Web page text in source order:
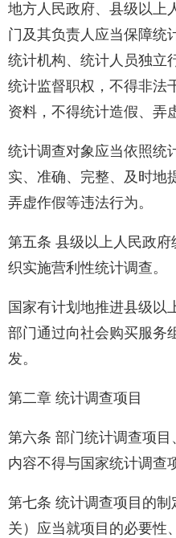
地方人民政府、县级以上
门及其负责人应当保障统
统计机构、统计人员独立
统计监督职权，不得非法
资料，不得统计造假、弄
统计调查对象应当依照统
实、准确、完整、及时地
弄虚作假等违法行为。
第五条 县级以上人民政
织实施营利性统计调查。
国家有计划地推进县级以
部门通过向社会购买服务
发。
第二章 统计调查项目
第六条 部门统计调查项
内容不得与国家统计调查
第七条 统计调查项目的
关）应当就项目的必要性